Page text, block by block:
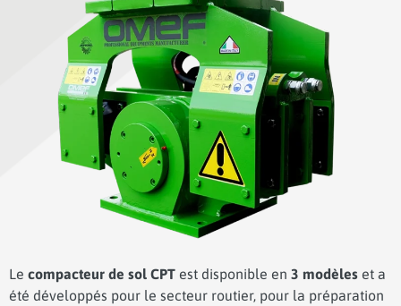
Le compacteur de sol CPT est disponible en 3 modèles et a
été développés pour le secteur routier, pour la préparation